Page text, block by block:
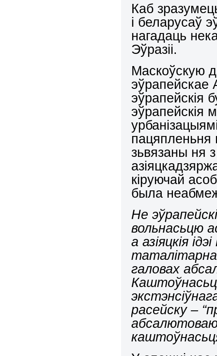
Каб
і беларусаў
нагадаць
Эўразіі.
Маскоўскую
эўрапейскае
эўрапейскія
эўрапейскія
пацяпленьня
зьвязаны ня
кіруючай
была
Не
вольнасьцю
а азіяцкія
галовах
расейску –
абсалютоваю